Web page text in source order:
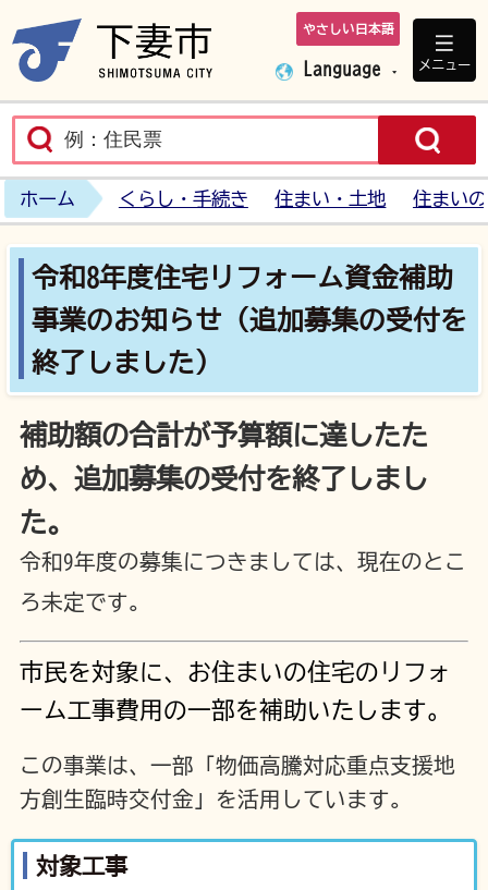
下妻市ホームペ
やさしい日本語
Language メニュー
ホーム くらし・手続き 住まい・土地 住まい
令和8年度住宅リフォーム資金補助
事業のお知らせ（追加募集の受付を
終了しました）
補助額の合計が予算額に達したた
め、追加募集の受付を終了しまし
た。
令和9年度の募集につきましては、現在のとこ
ろ未定です。
市民を対象に、お住まいの住宅のリフォ
ーム工事費用の一部を補助いたします。
この事業は、一部「物価高騰対応重点支援地
方創生臨時交付金」を活用しています。
対象工事